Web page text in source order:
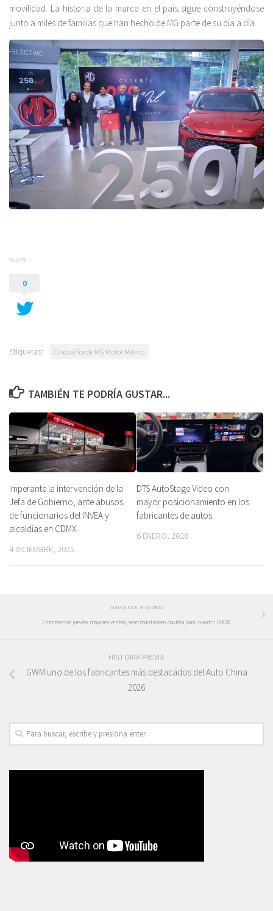
movilidad. La historia de la marca en el país sigue construyéndose
junto a miles de familias que han hecho de MG parte de su día a día.
SHARE
0
Etiquetas: Cinco años de MG Motor México
TAMBIÉN TE PODRÍA GUSTAR...
Imperante la intervención de la
Jefa de Gobierno, ante abusos
de funcionarios del INVEA y
alcaldías en CDMX
4 DICIEMBRE, 2025
DTS AutoStage Video con
mayor posicionamiento en los
fabricantes de autos
6 ENERO, 2026
SIGUIENTE HISTORIA
Empresarios prevén mayores ventas, pero mantienen cautela para invertir: IPADE
HISTORIA PREVIA
GWM uno de los fabricantes más destacados del Auto China
2026